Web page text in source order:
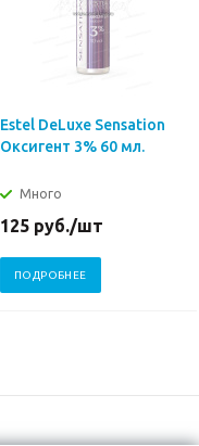
Estel DeLuxe Sensation
Оксигент 3% 60 мл.
Много
125 руб./шт
ПОДРОБНЕЕ